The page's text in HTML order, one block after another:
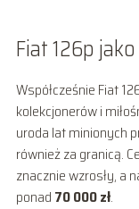
Fiat 126p
Współcześnie Fiat
kolekcjonerów i
uroda lat minionych
również za granicą.
znacznie wzrosły, a
ponad 70 000 zł.